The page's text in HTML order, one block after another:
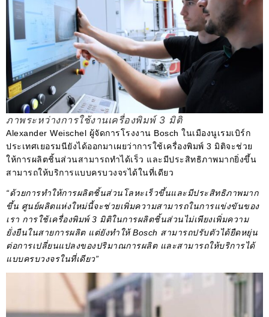
ภาพระหว่างการใช้งานเครื่องพิมพ์ 3 มิติ
Alexander Weischel ผู้จัดการโรงงาน Bosch ในเมืองนูเรมเบิร์ก
ประเทศเยอรมนียังได้ออกมาเผยว่าการใช้เครื่องพิมพ์ 3 มิติจะช่วย
ให้การผลิตชิ้นส่วนสามารถทำได้เร็ว และมีประสิทธิภาพมากยิ่งขึ้น
สามารถให้บริการแบบครบวงจรได้ในที่เดียว
“ด้วยการทำให้การผลิตชิ้นส่วนโลหะเร็วขึ้นและมีประสิทธิภาพมาก
ขึ้น ศูนย์ผลิตแห่งใหม่นี้จะช่วยเพิ่มความสามารถในการแข่งขันของ
เรา การใช้เครื่องพิมพ์ 3 มิติในการผลิตชิ้นส่วนไม่เพียงเพิ่มความ
ยั่งยืนในสายการผลิต แต่ยังทำให้ Bosch สามารถปรับตัวได้ยืดหยุ่น
ต่อการเปลี่ยนแปลงของปริมาณการผลิต และสามารถให้บริการได้
แบบครบวงจรในที่เดียว”